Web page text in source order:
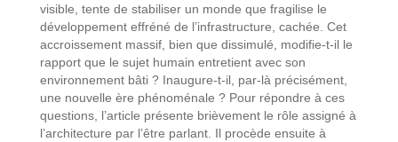
visible, tente de stabiliser un monde que fragilise le
développement effréné de l’infrastructure, cachée. Cet
accroissement massif, bien que dissimulé, modifie-t-il le
rapport que le sujet humain entretient avec son
environnement bâti ? Inaugure-t-il, par-là précisément,
une nouvelle ère phénoménale ? Pour répondre à ces
questions, l’article présente brièvement le rôle assigné à
l’architecture par l’être parlant. Il procède ensuite à